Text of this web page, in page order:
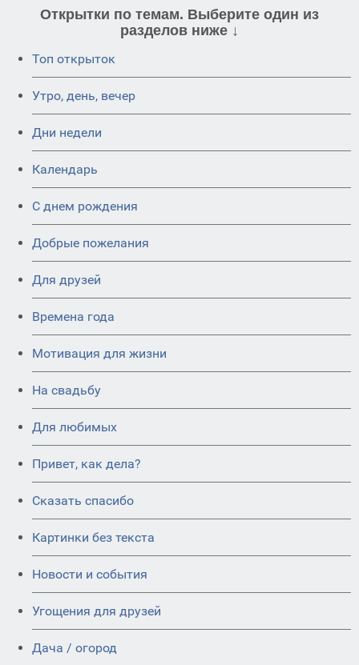
Открытки по темам. Выберите один из
разделов ниже ↓
Топ открыток
Утро, день, вечер
Дни недели
Календарь
C днем рождения
Добрые пожелания
Для друзей
Времена года
Мотивация для жизни
На свадьбу
Для любимых
Привет, как дела?
Сказать спасибо
Картинки без текста
Новости и события
Угощения для друзей
Дача / огород